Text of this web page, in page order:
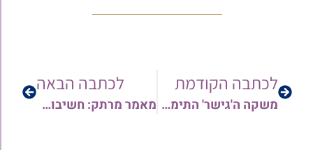
לכתבה הקודמת
משקה ה'גישר' התימני – בריחת סידן, הביאו לו מבית אחרים – האם מברך? | הרב אורן צדוק
לכתבה הבאה
מאמר מרתק: חשיבות התפילה בקול רם יחד כולם, כדעת קדמונינו וכמנהג אבותינו | הרב חיים צדוק